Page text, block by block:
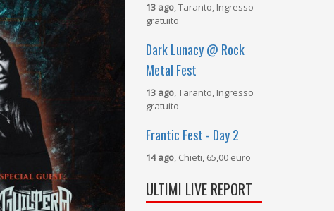
13 ago, Taranto, Ingresso
gratuito
Dark Lunacy @ Rock
Metal Fest
13 ago, Taranto, Ingresso
gratuito
Frantic Fest - Day 2
14 ago, Chieti, 65,00 euro
ULTIMI LIVE REPORT